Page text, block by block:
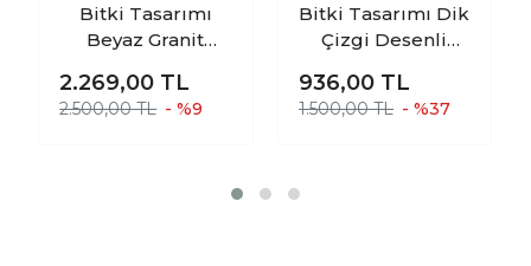
Bitki Tasarımı
Beyaz Granit
Saksılık Salon
Çiçeklik İkili Set 3
2.269,00 TL
2.500,00 TL - %9
Bitki Tasarımı Dik
Çizgi Desenli
Saksılık Salon
Çiçeklik - 19 CM
936,00 TL
1.500,00 TL - %37